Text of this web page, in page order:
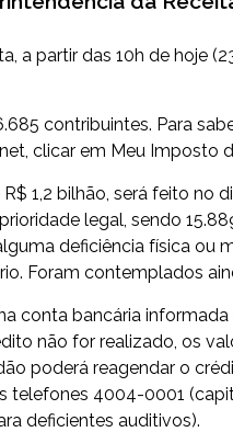
a partir das 10h de hoje
contribuintes. Para
clicar em Meu Imposto
1,2 bilhão, será feito no
legal, sendo
deficiência física ou
Foram contemplados
conta bancária
não for realizado, os
poderá reagendar o
telefones 4004-0001
deficientes auditivos).